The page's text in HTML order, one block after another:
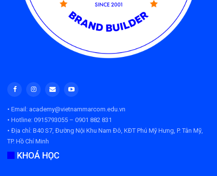
• Email: academy@vietnammarcom.edu.vn
• Hotline: 0915793055 – 0901 882 831
• Địa chỉ: B40 S7, Đường Nội Khu Nam Đô, KĐT Phú Mỹ Hưng, P. Tân Mỹ,
TP. Hồ Chí Minh
KHOÁ HỌC